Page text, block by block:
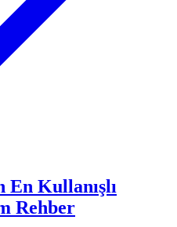
En Kullanışlı
Rehber